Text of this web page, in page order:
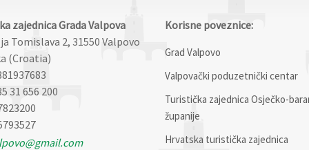
zajednica Grada Valpova
Tomislava 2, 31550 Valpovo
(Croatia)
31 656 200
Korisne poveznice:
Grad Valpovo
Valpovački poduzetnički centar
Turistička zajednica Osječko-
županije
Hrvatska turistička zajednica